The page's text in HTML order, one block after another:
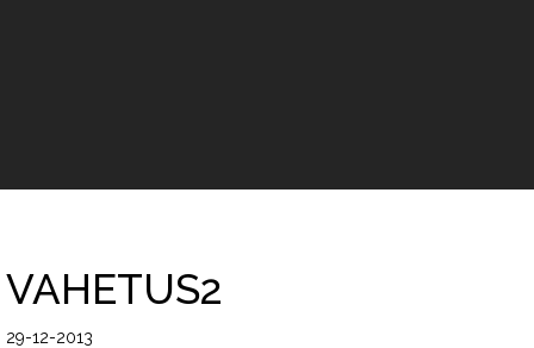
VAHETUS2
29-12-2013